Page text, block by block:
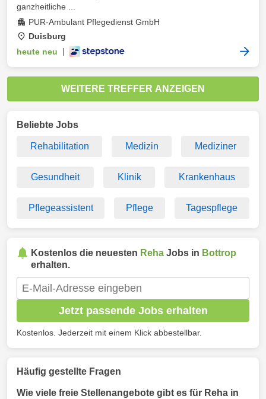
ganzheitliche ...
PUR-Ambulant Pflegedienst GmbH
Duisburg
heute neu
WEITERE TREFFER ANZEIGEN
Beliebte Jobs
Rehabilitation Medizin Mediziner
Gesundheit Klinik Krankenhaus
Pflegeassistent Pflege Tagespflege
Kostenlos die neuesten Reha Jobs in Bottrop
erhalten.
Jetzt passende Jobs erhalten
Kostenlos. Jederzeit mit einem Klick abbestellbar.
Häufig gestellte Fragen
Wie viele freie Stellenangebote gibt es für Reha in